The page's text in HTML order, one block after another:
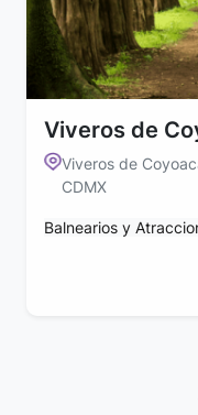
Viveros de
Viveros de
CDMX
Balnearios y